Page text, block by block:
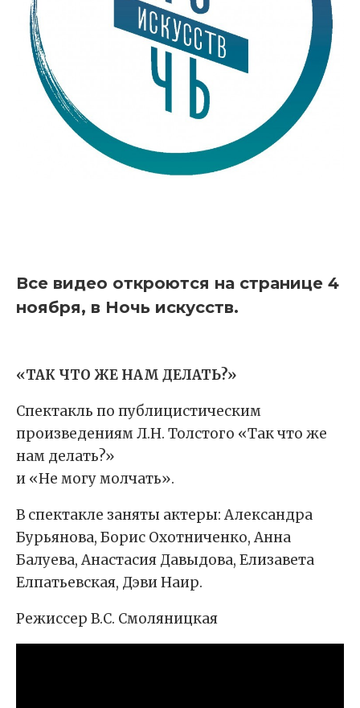
Все видео откроются на странице 4
ноября, в Ночь искусств.
«ТАК ЧТО ЖЕ НАМ ДЕЛАТЬ?»
Спектакль по публицистическим
произведениям Л.Н. Толстого «Так что же
нам делать?»
и «Не могу молчать».
В спектакле заняты актеры: Александра
Бурьянова, Борис Охотниченко, Анна
Балуева, Анастасия Давыдова, Елизавета
Елпатьевская, Дэви Наир.
Режиссер В.С. Смоляницкая